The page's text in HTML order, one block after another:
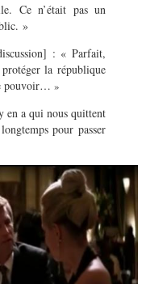
Ce n’était pas un
»
: « Parfait,
la république
pouvoir… »
a qui nous quittent
pour passer